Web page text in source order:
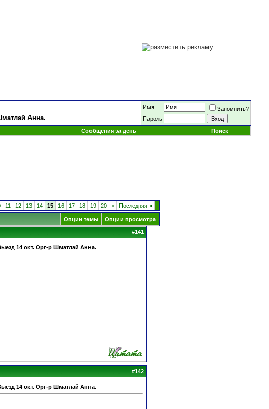
Анна.
Имя
Запомнить?
Пароль
Сообщения за день Поиск
11 12 13 14 15 16 17 18 19 20 > Последняя »
Опции темы Опции просмотра
#141
14 окт. Орг-р Шматлай Анна.
#142
14 окт. Орг-р Шматлай Анна.